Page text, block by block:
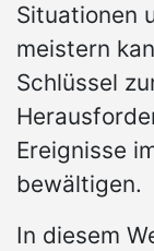
Situationen
meistern
Schlüssel
Ereignisse
bewältigen.
In diesem